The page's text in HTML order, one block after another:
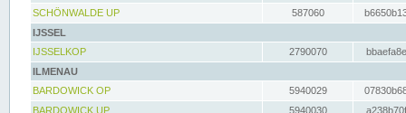
SCHÖNWALDE UP
587060
IJSSEL
IJSSELKOP
2790070
ILMENAU
BARDOWICK OP
5940029
BARDOWICK UP
5940030